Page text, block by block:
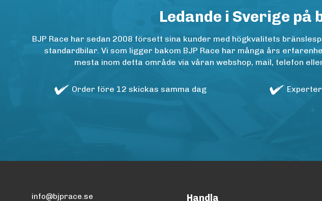
Ledande i Sverige på
BJP Race har sedan 2008 försett sina kunder med högkvalitets
standardbilar. Vi som ligger bakom BJP Race har många års
mesta inom detta område via våran webshop, mail, telefon
Order före 12 skickas samma dag
info@bjprace.se Handla